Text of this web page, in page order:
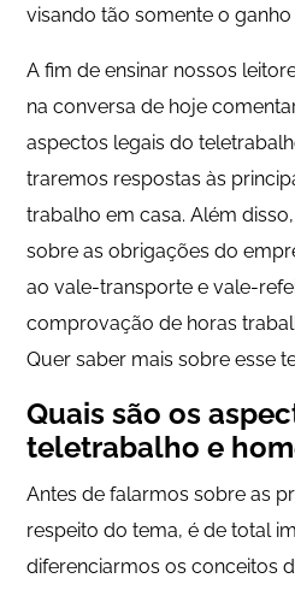
visando tão somente o ganho
A fim de ensinar nossos
na conversa de hoje
aspectos legais do
traremos respostas às
trabalho em casa. Além
sobre as obrigações do
ao vale-transporte e vale-
comprovação de horas
Quer saber mais sobre esse
Quais são os
teletrabalho e
Antes de falarmos sobre as
respeito do tema, é de total
diferenciarmos os conceitos